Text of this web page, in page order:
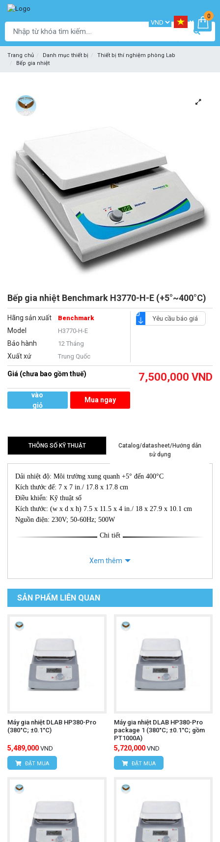
0
Trang chủ Danh mục thiết bị
Thiết bị thí nghiệm phòng Lab
Bếp gia nhiệt
Bếp gia nhiệt Benchmark H3770-H-E (+5°~400°C)
Hãng sản xuất Benchmark
Model H3770-H-E
Bảo hành 12 Tháng
Xuất xứ Trung Quốc
Yêu cầu báo giá
Giá (chưa bao gồm thuế) 7,500,000 VND
vào
giỏ
Mua ngay
THÔNG SỐ KỸ THUẬT
Catalog/datasheet/Hướng dẫn
sử dụng
Dải nhiệt độ: Môi trường xung quanh +5° đến 400°C
Kích thước đế: 7 x 7 in./ 17.8 x 17.8 cm
Điều khiển: Kỹ thuật số
Kích thước: (w x d x h) 7.5 x 11.5 x 4 in./ 18 x 27.9 x 10.1 cm
Nguồn điện: 230V; 50-60Hz; 500W
Chi tiết
Xem thêm
SẢN PHẨM LIÊN QUAN
Máy gia nhiệt DLAB HP380-Pro
(380°C; ±0.1°C)
5,489,000 VND
ĐẶT MUA
Máy gia nhiệt DLAB HP380-Pro
package 1 (380°C; ±0.1°C; gồm
PT1000A)
5,720,000 VND
ĐẶT MUA